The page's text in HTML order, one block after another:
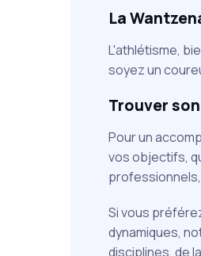
La
L'athlétisme,
soyez un
Trouver
Pour un
vos objectifs,
Si vous
dynamiques,
disciplines, de